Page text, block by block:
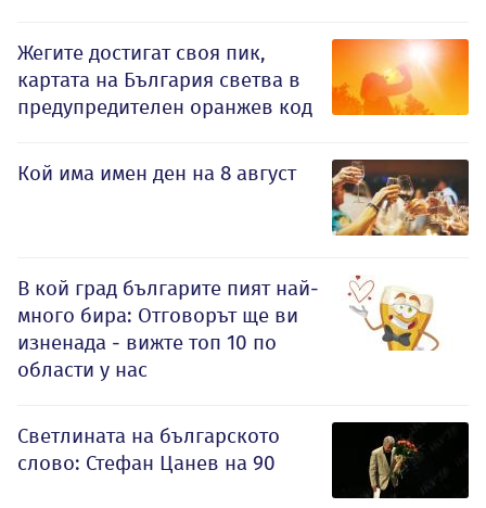
Жегите достигат своя пик,
картата на България светва в
предупредителен оранжев код
Кой има имен ден на 8 август
В кой град българите пият най-
много бира: Отговорът ще ви
изненада - вижте топ 10 по
области у нас
Светлината на българското
слово: Стефан Цанев на 90